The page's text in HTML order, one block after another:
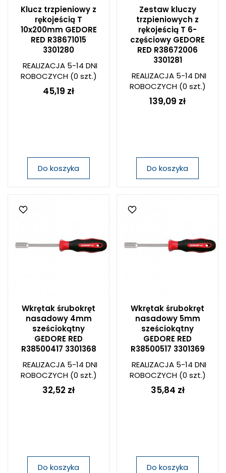
Klucz trzpieniowy z
rękojeścią T
10x200mm GEDORE
RED R38671015
3301280
REALIZACJA 5-14 DNI
ROBOCZYCH(0 szt.)
45,19 zł
Do koszyka
Zestaw kluczy
trzpieniowych z
rękojeścią T 6-
częściowy GEDORE
RED R38672006
3301281
REALIZACJA 5-14 DNI
ROBOCZYCH(0 szt.)
139,09 zł
Do koszyka
Wkrętak śrubokręt
nasadowy 4mm
sześciokątny
GEDORE RED
R38500417 3301368
REALIZACJA 5-14 DNI
ROBOCZYCH(0 szt.)
32,52 zł
Do koszyka
Wkrętak śrubokręt
nasadowy 5mm
sześciokątny
GEDORE RED
R38500517 3301369
REALIZACJA 5-14 DNI
ROBOCZYCH(0 szt.)
35,84 zł
Do koszyka